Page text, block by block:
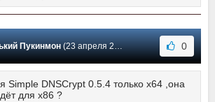
Пукинмон(23 апреля 2018 02:13) Сообщение #25 0
Simple DNSCrypt 0.5.4 только х64 ,она
для х86 ?